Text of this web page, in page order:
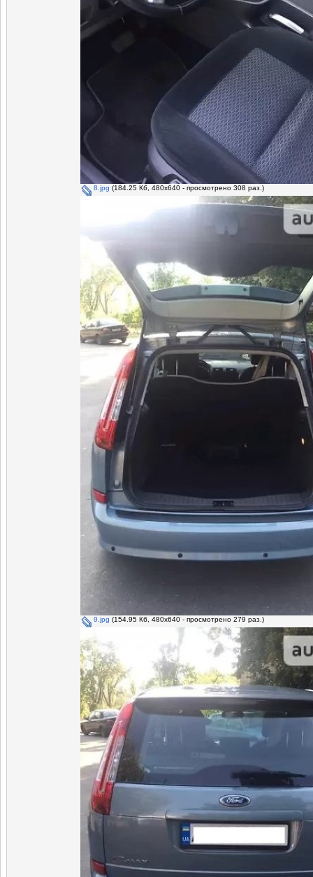
8.jpg (184.25 Кб, 480x640 - просмотрено 308 раз.)
9.jpg (154.95 Кб, 480x640 - просмотрено 279 раз.)